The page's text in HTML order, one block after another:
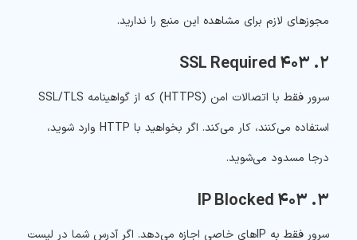
مجوزهای لازم برای مشاهده این منبع را ندارید.
۲. ۴۰۳ SSL Required
سرور فقط با اتصالات امن (HTTPS) که از گواهینامه SSL/TLS
استفاده می‌کنند، کار می‌کند. اگر بخواهید با HTTP وارد شوید،
درجا مسدود می‌شوید.
۳. ۴۰۳ IP Blocked
سرور فقط به IP‌های خاصی اجازه می‌دهد. اگر آدرس شما در لیست